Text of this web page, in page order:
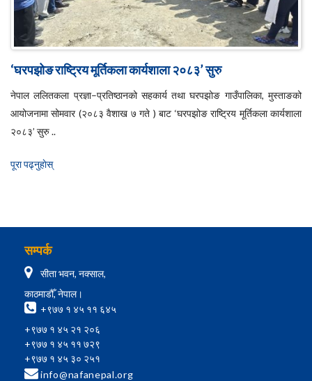
‘घरपझोङ राष्ट्रिय मूर्तिकला कार्यशाला २०८३’ सुरु
नेपाल ललितकला प्रज्ञा–प्रतिष्ठानको सहकार्य तथा घरपझोङ गाउँपालिका, मुस्ताङको
आयोजनामा सोमवार (२०८३ वैशाख ७ गते ) बाट ‘घरपझोङ राष्ट्रिय मूर्तिकला कार्यशाला
२०८३’ सुरु ..
पूरा पढ्नुहाेस्
सम्पर्क
सीता भवन, नक्साल,
काठमाडौँ, नेपाल।
+९७७ १ ४५ ११ ६४५
+९७७ १ ४५ २१ २०६
+९७७ १ ४५ ११ ७२९
+९७७ १ ४५ ३० २५१
info@nafanepal.org